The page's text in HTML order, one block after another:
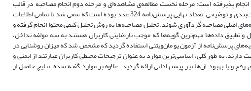
پذیرفته است: مرحله نخست مطالعه‌‌ی مشاهده‌‌ای و مرحله دوم انجام مصاحبه‌‌ در قالب
پرسش‌نامه نیمه ساختاریافته متشکل از ترکیبی از سوالات نظرسنجی، نمره‌‌دهی، اولویت‌‌بندی و توضیحی. تعداد نهایی پرسش‌نامه 324 عدد بوده است که سعی شد تا تمامی اطلاعات
اصلی مصاحبه گردآوری شوند. تحلیل مصاحبه‌‌ها به روش تحلیل کیفی محتوا انجام گرفته و
تطبیق داده‌‌ها مهم‌ترین گویه‌‌ها که موجب نارضایتی کاربران هستند به سه مولفه تداخل،
پرسش‌نامه از آزمون یو مان‌‌ویتنی استفاده گردید که مشخص شد که میزان روشنایی در
به طور کلی، اساسی‌‌ترین موارد به عنوان ترجیحات محیطی کاربران عبارتند از ایمنی و
یا بهبود آن‌ها نیز پیشنهاداتی ارائه گردید. علاوه بر موارد گفته شده، نتایج حاصل از